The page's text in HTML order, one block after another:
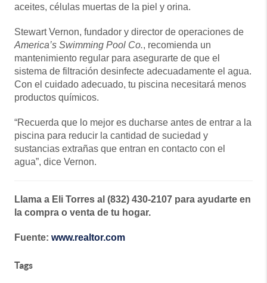
aceites, células muertas de la piel y orina.
Stewart Vernon, fundador y director de operaciones de
America’s Swimming Pool Co., recomienda un
mantenimiento regular para asegurarte de que el
sistema de filtración desinfecte adecuadamente el agua.
Con el cuidado adecuado, tu piscina necesitará menos
productos químicos.
“Recuerda que lo mejor es ducharse antes de entrar a la
piscina para reducir la cantidad de suciedad y
sustancias extrañas que entran en contacto con el
agua”, dice Vernon.
Llama a Eli Torres al (832) 430-2107 para ayudarte en
la compra o venta de tu hogar.
Fuente: www.realtor.com
Tags